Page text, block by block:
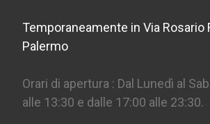
Temporaneamente in Via Rosario
Palermo
Orari di apertura : Dal Lunedì al
alle 13:30 e dalle 17:00 alle 23:30.